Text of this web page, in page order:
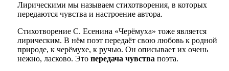
Лирическими мы называем стихотворения, в которых
передаются чувства и настроение автора.
Стихотворение С. Есенина «Черёмуха» тоже является
лирическим. В нём поэт передаёт свою любовь к родной
природе, к черёмухе, к ручью. Он описывает их очень
нежно, ласково. Это передача чувства поэта.